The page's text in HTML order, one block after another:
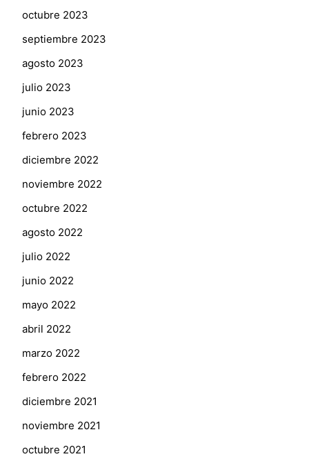
octubre 2023
septiembre 2023
agosto 2023
julio 2023
junio 2023
febrero 2023
diciembre 2022
noviembre 2022
octubre 2022
agosto 2022
julio 2022
junio 2022
mayo 2022
abril 2022
marzo 2022
febrero 2022
diciembre 2021
noviembre 2021
octubre 2021